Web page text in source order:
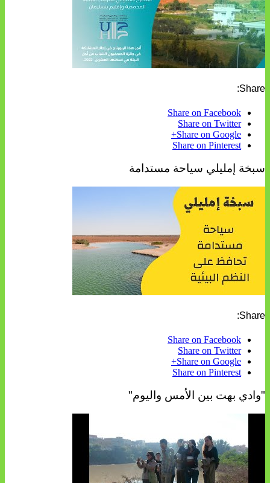
Share:
Share on Facebook
Share on Twitter
Share on Google+
Share on Pinterest
سبخة إمليلي سياحة مستدامة
Share:
Share on Facebook
Share on Twitter
Share on Google+
Share on Pinterest
"وادي بهت بين الأمس واليوم"